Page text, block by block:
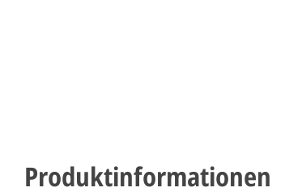
Produktinformationen